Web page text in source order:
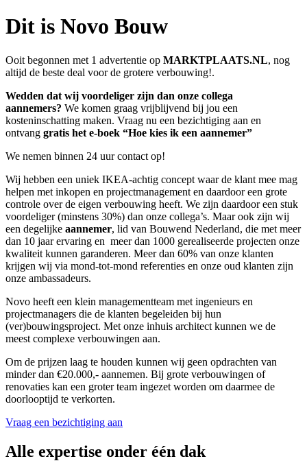
Dit is Novo Bouw
Ooit begonnen met 1 advertentie op MARKTPLAATS.NL, nog
altijd de beste deal voor de grotere verbouwing!.
Wedden dat wij voordeliger zijn dan onze collega
aannemers? We komen graag vrijblijvend bij jou een
kosteninschatting maken. Vraag nu een bezichtiging aan en
ontvang gratis het e-boek “Hoe kies ik een aannemer”
We nemen binnen 24 uur contact op!
Wij hebben een uniek IKEA-achtig concept waar de klant mee mag
helpen met inkopen en projectmanagement en daardoor een grote
controle over de eigen verbouwing heeft. We zijn daardoor een stuk
voordeliger (minstens 30%) dan onze collega’s. Maar ook zijn wij
een degelijke aannemer, lid van Bouwend Nederland, die met meer
dan 10 jaar ervaring en meer dan 1000 gerealiseerde projecten onze
kwaliteit kunnen garanderen. Meer dan 60% van onze klanten
krijgen wij via mond-tot-mond referenties en onze oud klanten zijn
onze ambassadeurs.
Novo heeft een klein managementteam met ingenieurs en
projectmanagers die de klanten begeleiden bij hun
(ver)bouwingsproject. Met onze inhuis architect kunnen we de
meest complexe verbouwingen aan.
Om de prijzen laag te houden kunnen wij geen opdrachten van
minder dan €20.000,- aannemen. Bij grote verbouwingen of
renovaties kan een groter team ingezet worden om daarmee de
doorlooptijd te verkorten.
Vraag een bezichtiging aan
Alle expertise onder één dak